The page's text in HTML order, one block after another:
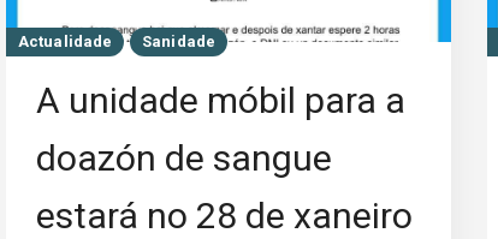
Actualidade Sanidade
A unidade móbil para a
doazón de sangue
estará no 28 de xaneiro